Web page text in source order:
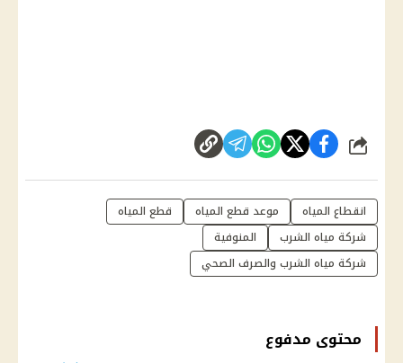
شارك
انقطاع المياه موعد قطع المياه
قطع المياه
شركة مياه الشرب
المنوفية
شركة مياه الشرب والصرف الصحي
محتوى مدفوع